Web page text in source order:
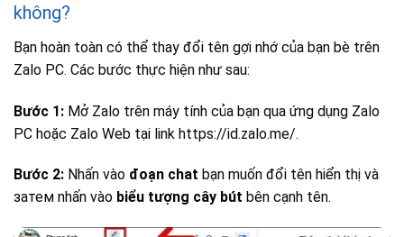
không?
Bạn hoàn toàn có thể thay đổi tên gợi nhớ của bạn bè trên
Zalo PC. Các bước thực hiện như sau:
Bước 1: Mở Zalo trên máy tính của bạn qua ứng dụng Zalo
PC hoặc Zalo Web tại link https://id.zalo.me/.
Bước 2: Nhấn vào đoạn chat bạn muốn đổi tên hiển thị và
затем nhấn vào biểu tượng cây bút bên cạnh tên.